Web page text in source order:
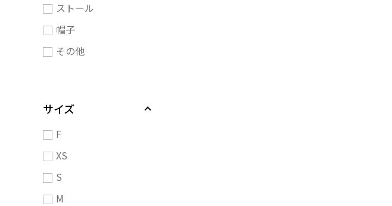
ストール
帽子
その他
サイズ
F
XS
S
M